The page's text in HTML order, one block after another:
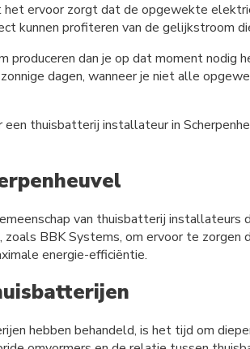
ervoor zorgt dat de opgewekte
kunnen profiteren van de gelijkstroom
produceren dan je op dat moment
dagen, wanneer je niet alle
thuisbatterij installateur in
van thuisbatterij
BBK Systems, om ervoor te
energie-efficiëntie.
hebben behandeld, is het tijd om